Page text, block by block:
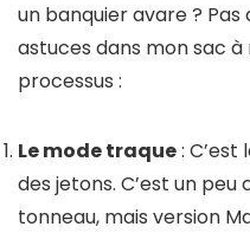
un banquier avare ? Pas
astuces dans mon sac
processus :
Le mode traque:
des jetons. C’est un
tonneau, mais version